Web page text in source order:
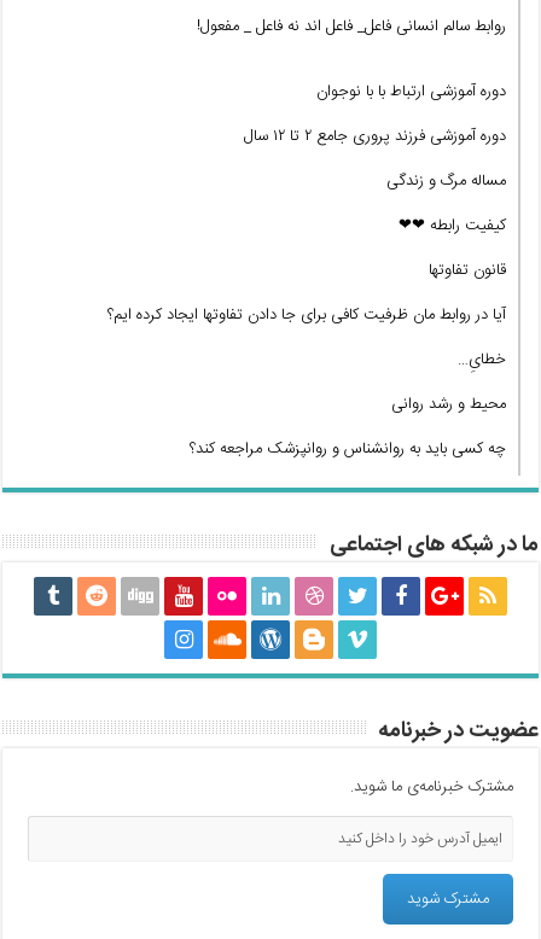
روابط سالم انسانی فاعل_ فاعل اند نه فاعل _ مفعول!
دوره آموزشی ارتباط با با نوجوان
دوره آموزشی فرزند پروری جامع ۲ تا ۱۲ سال
مساله مرگ و زندگی
کیفیت رابطه ❤❤
قانون تفاوتها
آیا در روابط مان ظرفیت کافی برای جا دادن تفاوتها ایجاد کرده ایم؟
خطایِ…
محیط و رشد روانی
چه کسی باید به روانشناس و روانپزشک مراجعه کند؟
ما در شبکه های اجتماعی
عضویت در خبرنامه
مشترک خبرنامه‌ی ما شوید.